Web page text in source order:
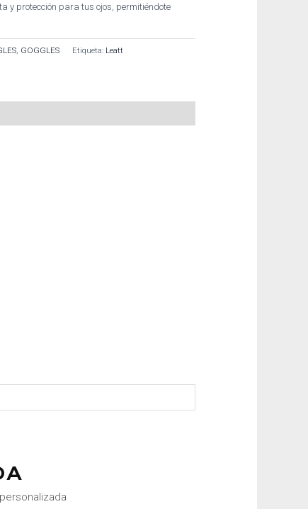
y protección para tus ojos, permitiéndote
, GOGGLES Etiqueta: Leatt